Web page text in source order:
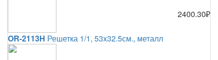
OR-2113H Решетка 1/1, 53x32.5см., металл
2400.30₽